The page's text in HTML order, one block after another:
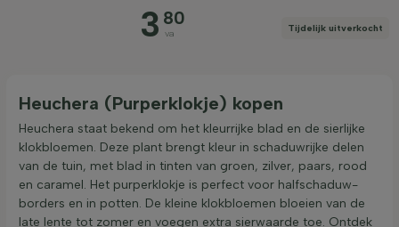
3 80
va
Tijdelijk uitverkocht
Heuchera (Purperklokje) kopen
Heuchera staat bekend om het kleurrijke blad en de sierlijke
klokbloemen. Deze plant brengt kleur in schaduwrijke delen
van de tuin, met blad in tinten van groen, zilver, paars, rood
en caramel. Het purperklokje is perfect voor halfschaduw-
borders en in potten. De kleine klokbloemen bloeien van de
late lente tot zomer en voegen extra sierwaarde toe. Ontdek